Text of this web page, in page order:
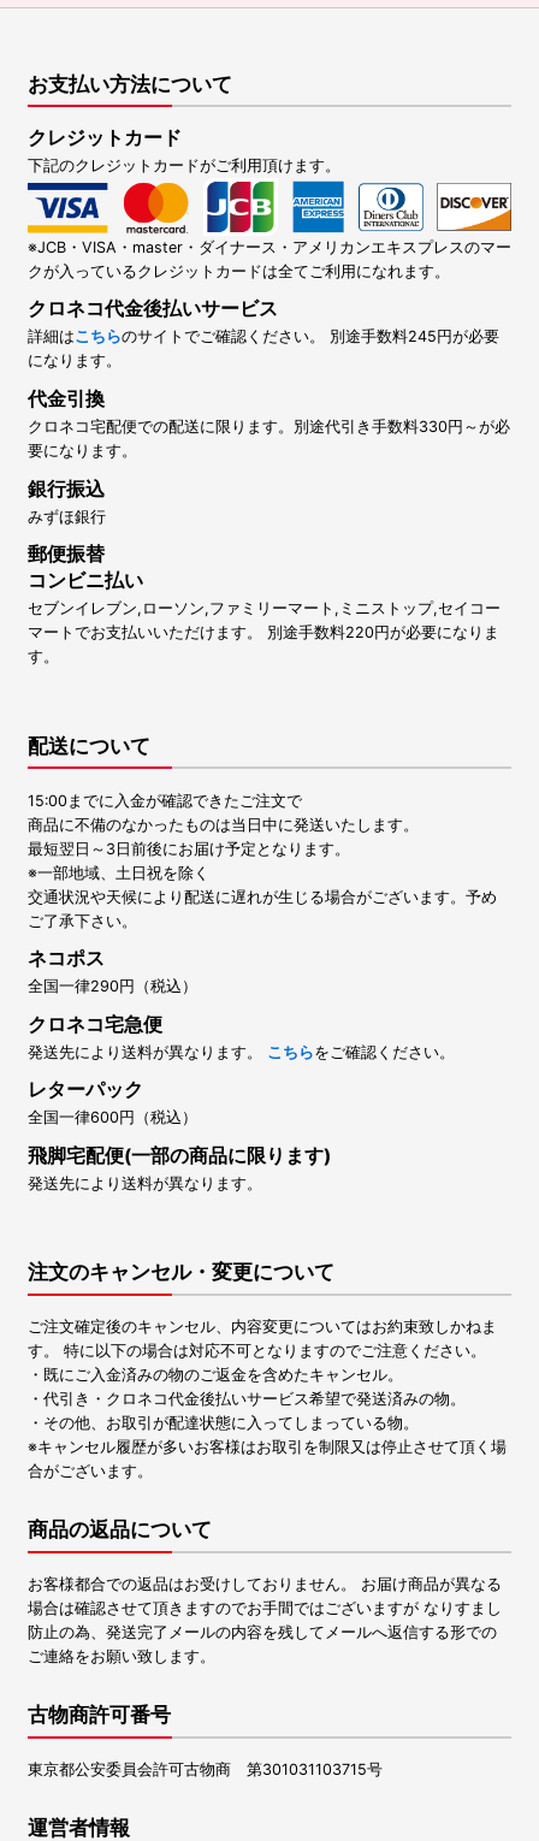
お支払い方法について
クレジットカード
下記のクレジットカードがご利用頂けます。
※JCB・VISA・master・ダイナース・アメリカンエキスプレスのマー
クが入っているクレジットカードは全てご利用になれます。
クロネコ代金後払いサービス
詳細はこちらのサイトでご確認ください。 別途手数料245円が必要
になります。
代金引換
クロネコ宅配便での配送に限ります。別途代引き手数料330円～が必
要になります。
銀行振込
みずほ銀行
郵便振替
コンビニ払い
セブンイレブン,ローソン,ファミリーマート,ミニストップ,セイコー
マートでお支払いいただけます。 別途手数料220円が必要になりま
す。
配送について
15:00までに入金が確認できたご注文で
商品に不備のなかったものは当日中に発送いたします。
最短翌日～3日前後にお届け予定となります。
※一部地域、土日祝を除く
交通状況や天候により配送に遅れが生じる場合がございます。予め
ご了承下さい。
ネコポス
全国一律290円（税込）
クロネコ宅急便
発送先により送料が異なります。 こちらをご確認ください。
レターパック
全国一律600円（税込）
飛脚宅配便(一部の商品に限ります)
発送先により送料が異なります。
注文のキャンセル・変更について
ご注文確定後のキャンセル、内容変更についてはお約束致しかねま
す。 特に以下の場合は対応不可となりますのでご注意ください。
・既にご入金済みの物のご返金を含めたキャンセル。
・代引き・クロネコ代金後払いサービス希望で発送済みの物。
・その他、お取引が配達状態に入ってしまっている物。
※キャンセル履歴が多いお客様はお取引を制限又は停止させて頂く場
合がございます。
商品の返品について
お客様都合での返品はお受けしておりません。 お届け商品が異なる
場合は確認させて頂きますのでお手間ではございますが なりすまし
防止の為、発送完了メールの内容を残してメールへ返信する形での
ご連絡をお願い致します。
古物商許可番号
東京都公安委員会許可古物商 第301031103715号
運営者情報